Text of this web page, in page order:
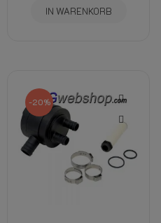
IN WARENKORB
-20%